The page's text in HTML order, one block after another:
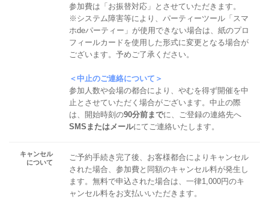
参加費は「お振替対応」とさせていただきます。
※システム障害等により、パーティーツール「スマ
ホdeパーティー」が使用できない場合は、紙のプロ
フィールカードを使用した形式に変更となる場合が
ございます。予めご了承ください。
＜中止のご連絡について＞
参加人数や会場の都合により、やむを得ず開催を中
止とさせていただく場合がございます。中止の際
は、開始時刻の90分前までに、ご登録の連絡先へ
SMSまたはメールにてご連絡いたします。
キャンセル
について
ご予約手続き完了後、お客様都合によりキャンセル
された場合、参加費と同額のキャンセル料が発生し
ます。無料で申込された場合は、一律1,000円のキ
ャンセル料をお支払いいただきます。